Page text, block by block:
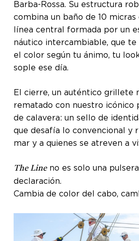
Barba-Rossa. Su estructura
combina un baño de 10
línea central formada por un
náutico intercambiable, que
el color según tu ánimo, tu
sople ese día.
El cierre, un auténtico grillete
rematado con nuestro icónico
de calavera: un sello de
que desafía lo convencional y
mar y a quienes se atreven a
The Lineno es solo una
declaración.
Cambia de color del cabo,